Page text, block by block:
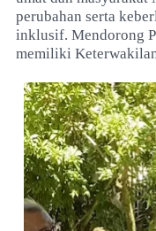
perubahan serta
inklusif. Mendorong
memiliki